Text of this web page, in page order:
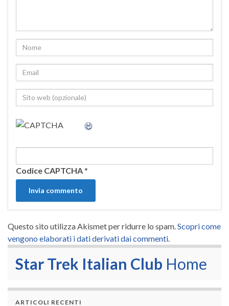
Codice CAPTCHA*
Questo sito utilizza Akismet per ridurre lo spam. Scopri come
vengono elaborati i dati derivati dai commenti
Star Trek Italian Club Home
ARTICOLI RECENTI